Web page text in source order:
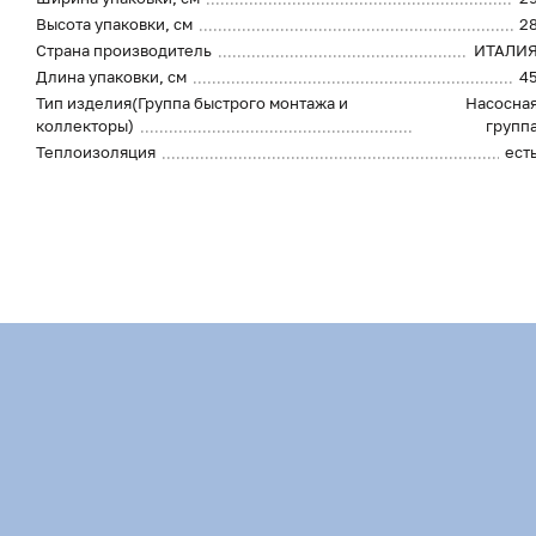
Высота упаковки, см
Страна производитель
ИТАЛИЯ
Длина упаковки, см
45
Тип изделия(Группа быстрого монтажа и
коллекторы)
Теплоизоляция